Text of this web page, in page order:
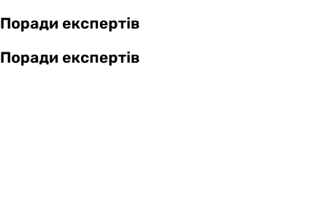
Поради експертів
Поради експертів